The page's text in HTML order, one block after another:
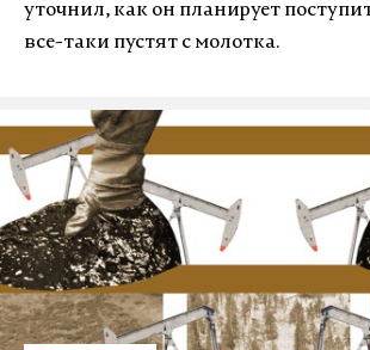
уточнил, как он планирует
все-таки пустят с молотка.